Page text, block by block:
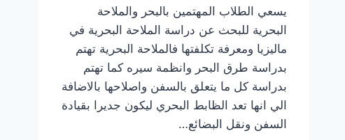
يسعي الطلاب المهتمين بالبحر والملاحة
البحرية للبحث عن دراسة الملاحة البحرية في
ماليزيا ومعرفة تكلفتها فالملاحة البحرية تهتم
بدراسة طرق البحر وانظمة سيره كما تهتم
بدراسة كل ما يتعلق بالسفن واصلاحها بالاضافة
الي انها تعد الظابط البحري ليكون جديرا بقيادة
السفن ونقل البضائع…